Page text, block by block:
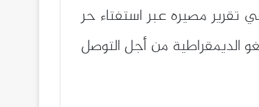
تقرير مصيره عبر استفتاء حر
الديمقراطية من أجل التوصل